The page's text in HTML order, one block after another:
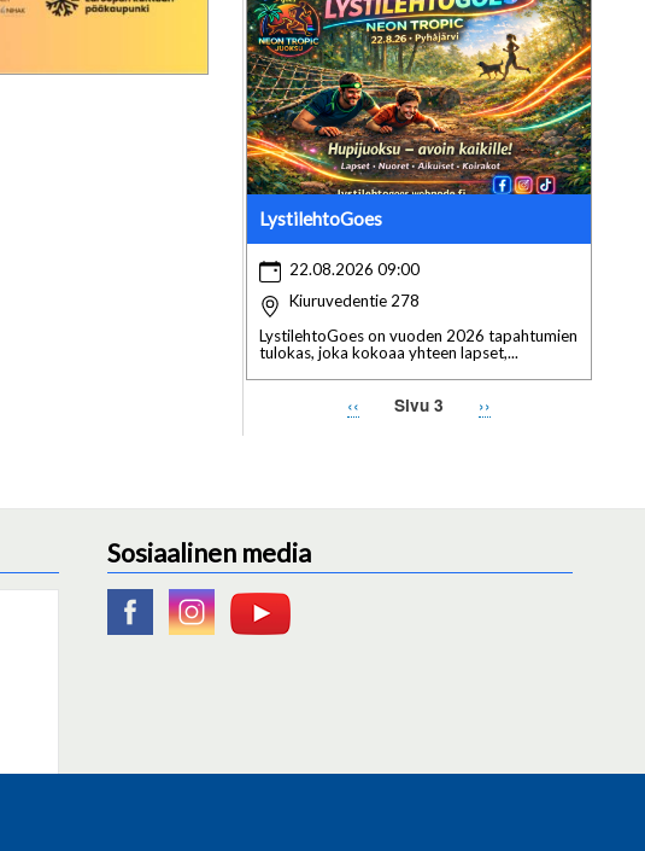
LystilehtoGoes
22.08.2026 09:00
Kiuruvedentie 278
LystilehtoGoes on vuoden 2026 tapahtumien
tulokas, joka kokoaa yhteen lapset,...
Edellinen
‹‹ Sivu 3
Seuraava
››
Sosiaalinen media